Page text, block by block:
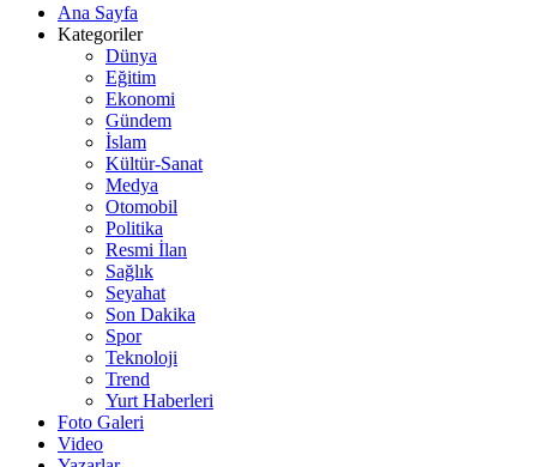
Ana Sayfa
Kategoriler
Dünya
Eğitim
Ekonomi
Gündem
İslam
Kültür-Sanat
Medya
Otomobil
Politika
Resmi İlan
Sağlık
Seyahat
Son Dakika
Spor
Teknoloji
Trend
Yurt Haberleri
Foto Galeri
Video